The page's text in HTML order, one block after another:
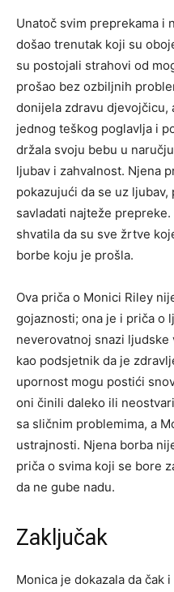
Unatoč svim preprekama i
došao trenutak koji su
su postojali strahovi od
prošao bez ozbiljnih
donijela zdravu djevojčicu,
jednog teškog poglavlja i
držala svoju bebu u
ljubav i zahvalnost. Njena
pokazujući da se uz
savladati najteže
shvatila da su sve žrtve
borbe koju je prošla.
Ova priča o Monici Riley
gojaznosti; ona je i priča o
neverovatnoj snazi
kao podsjetnik da je
upornost mogu postići
oni činili daleko ili
sa sličnim problemima, a
ustrajnosti. Njena borba
priča o svima koji se bore
da ne gube nadu.
Zaključak
Monica je dokazala da čak